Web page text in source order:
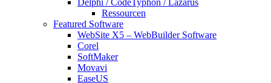
Delphi / CodeTyphon / Lazarus
Ressourcen
Featured Software
WebSite X5 – WebBuilder Software
Corel
SoftMaker
Movavi
EaseUS